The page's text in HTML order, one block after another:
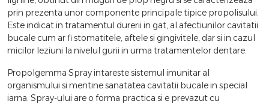
prin prezenta unor componente principale tipice propolisului.
Este indicat in tratamentul durerii in gat, al afectiunilor cavitatii
bucale cum ar fi stomatitele, aftele si gingivitele, dar si in cazul
micilor leziuni la nivelul gurii in urma tratamentelor dentare.
Propolgemma Spray intareste sistemul imunitar al
organismului si mentine sanatatea cavitatii bucale in special
iarna. Spray-ului are o forma practica si e prevazut cu